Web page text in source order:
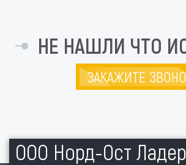
НЕ НАШЛИ ЧТО
ЗАКАЖИТЕ
ООО Норд-Ост Ладер